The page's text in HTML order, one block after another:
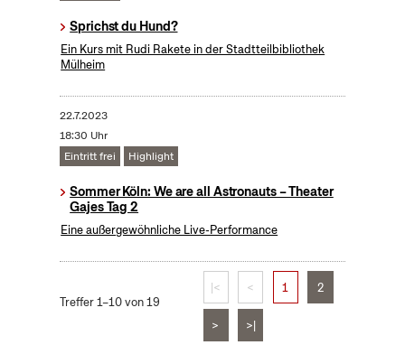
Sprichst du Hund?
Ein Kurs mit Rudi Rakete in der Stadtteilbibliothek
Mülheim
22.7.2023
18:30 Uhr
Eintritt frei
Highlight
Sommer Köln: We are all Astronauts – Theater
Gajes Tag 2
Eine außergewöhnliche Live-Performance
Treffer 1–10 von 19
|< < 1 2
> >|